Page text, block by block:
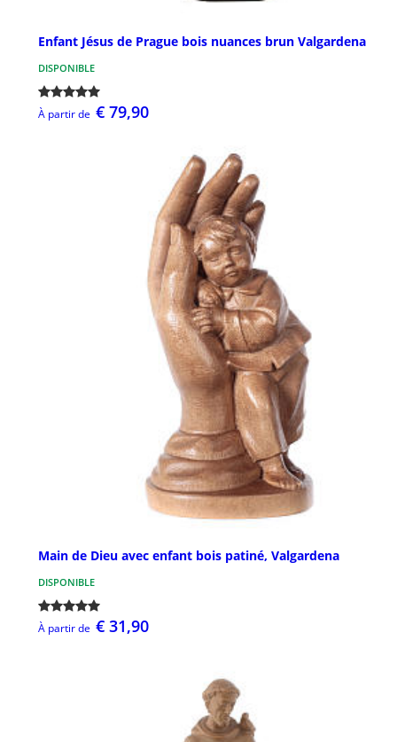
Enfant Jésus de Prague bois nuances brun Valgardena
DISPONIBLE
À partir de € 79,90
Main de Dieu avec enfant bois patiné, Valgardena
DISPONIBLE
À partir de € 31,90